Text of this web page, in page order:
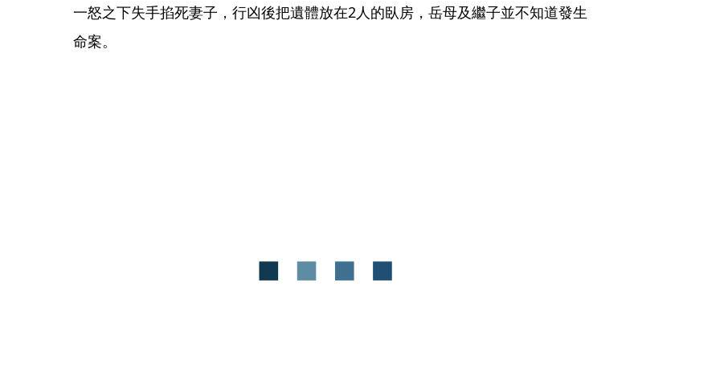
一怒之下失手掐死妻子，行凶後把遺體放在2人的臥房，岳母及繼子並不知道發生
命案。